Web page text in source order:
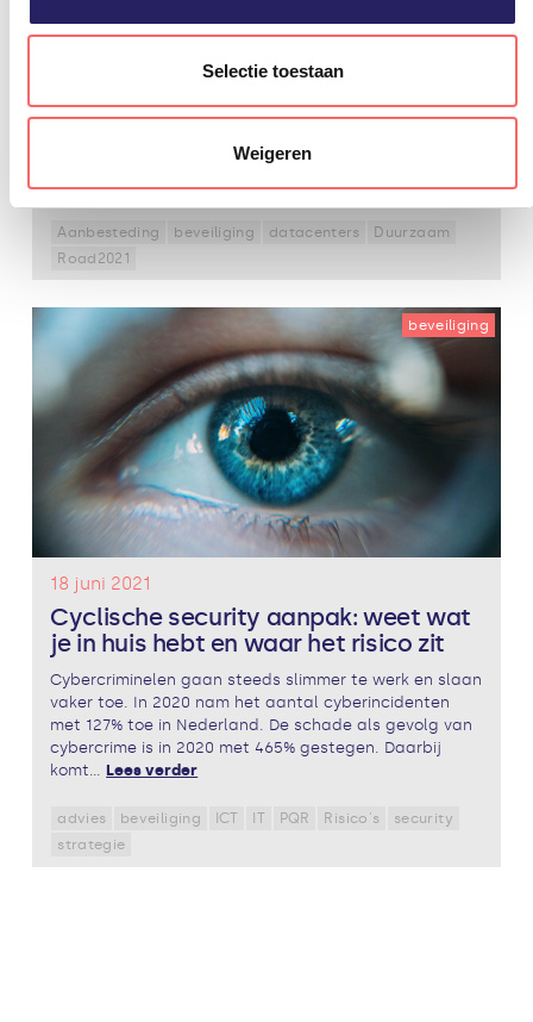
Selectie toestaan
Weigeren
Aanbesteding voor Datacenters 2021
Rijksoverheid Aanbesteding voor Datacenters 2021
de ICT-dienstverleners de handen ineen geslagen en
zijn ze geselecteerd als één van de vier...Lees verder
Aanbesteding beveiliging datacenters
Duurzaam
Road2021
beveiliging
18 juni 2021
Cyclische security aanpak: weet wat
je in huis hebt en waar het risico zit
Cybercriminelen gaan steeds slimmer te werk en slaan
vaker toe. In 2020 nam het aantal cyberincidenten
met 127% toe in Nederland. De schade als gevolg van
cybercrime is in 2020 met 465% gestegen. Daarbij
komt... Lees verder
advies beveiliging ICT IT PQR Risico's
security
strategie